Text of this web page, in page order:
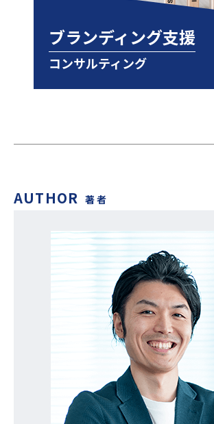
ブランディング支援
コンサルティング
AUTHOR 著者